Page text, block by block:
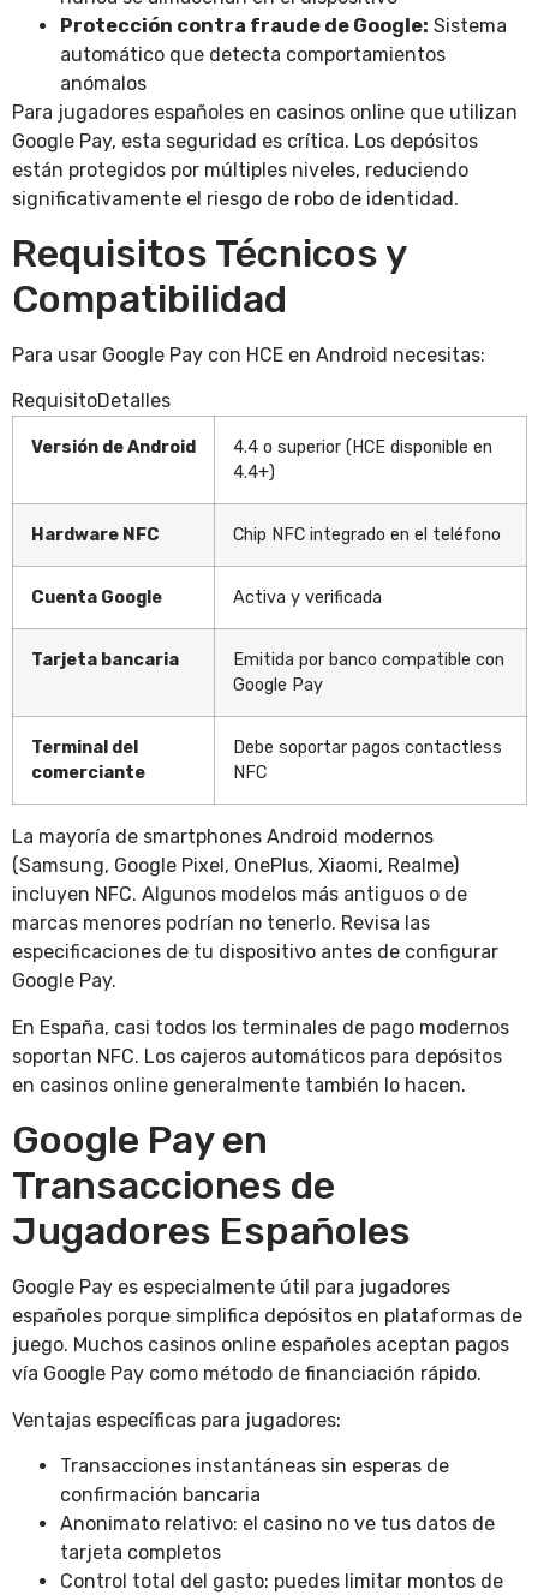
Protección contra fraude de Google: Sistema
automático que detecta comportamientos
anómalos
Para jugadores españoles en casinos online que utilizan
Google Pay, esta seguridad es crítica. Los depósitos
están protegidos por múltiples niveles, reduciendo
significativamente el riesgo de robo de identidad.
Requisitos Técnicos y
Compatibilidad
Para usar Google Pay con HCE en Android necesitas:
RequisitoDetalles
Versión de Android
4.4 o superior (HCE disponible en
4.4+)
Hardware NFC Chip NFC integrado en el teléfono
Cuenta Google Activa y verificada
Tarjeta bancaria
Emitida por banco compatible con
Google Pay
Terminal del
comerciante
Debe soportar pagos contactless
NFC
La mayoría de smartphones Android modernos
(Samsung, Google Pixel, OnePlus, Xiaomi, Realme)
incluyen NFC. Algunos modelos más antiguos o de
marcas menores podrían no tenerlo. Revisa las
especificaciones de tu dispositivo antes de configurar
Google Pay.
En España, casi todos los terminales de pago modernos
soportan NFC. Los cajeros automáticos para depósitos
en casinos online generalmente también lo hacen.
Google Pay en
Transacciones de
Jugadores Españoles
Google Pay es especialmente útil para jugadores
españoles porque simplifica depósitos en plataformas de
juego. Muchos casinos online españoles aceptan pagos
vía Google Pay como método de financiación rápido.
Ventajas específicas para jugadores:
Transacciones instantáneas sin esperas de
confirmación bancaria
Anonimato relativo: el casino no ve tus datos de
tarjeta completos
Control total del gasto: puedes limitar montos de